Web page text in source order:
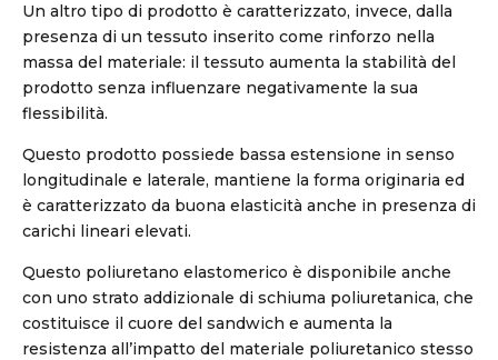
Un altro tipo di prodotto è caratterizzato, invece, dalla
presenza di un tessuto inserito come rinforzo nella
massa del materiale: il tessuto aumenta la stabilità del
prodotto senza influenzare negativamente la sua
flessibilità.
Questo prodotto possiede bassa estensione in senso
longitudinale e laterale, mantiene la forma originaria ed
è caratterizzato da buona elasticità anche in presenza di
carichi lineari elevati.
Questo poliuretano elastomerico è disponibile anche
con uno strato addizionale di schiuma poliuretanica, che
costituisce il cuore del sandwich e aumenta la
resistenza all’impatto del materiale poliuretanico stesso